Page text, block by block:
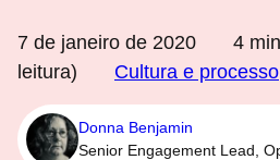
7 de janeiro de 2020 4
leitura)
Cultura e processo
Donna Benjamin
Senior Engagement Lead,